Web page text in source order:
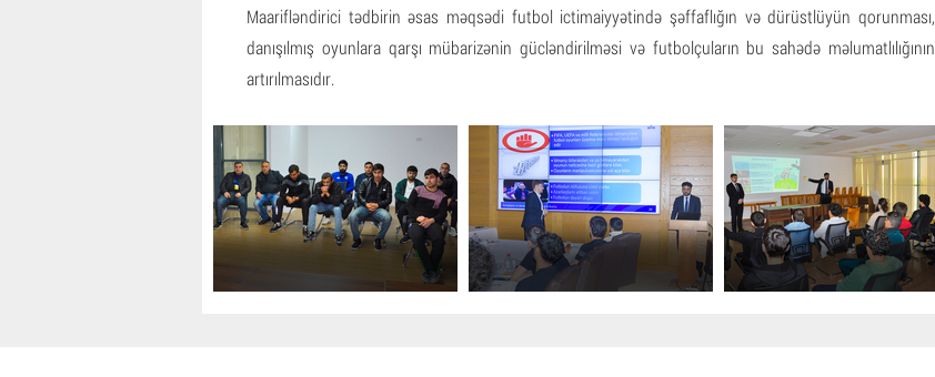
Maarifləndirici tədbirin əsas məqsədi futbol ictimaiyyətində şəffaflığın və dürüstlüyün qorunması,
danışılmış oyunlara qarşı mübarizənin gücləndirilməsi və futbolçuların bu sahədə məlumatlılığının
artırılmasıdır.